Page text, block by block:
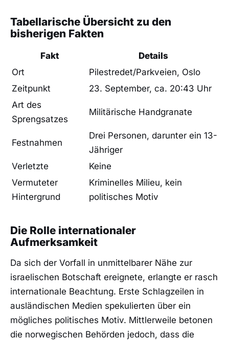
Tabellarische Übersicht zu den
bisherigen Fakten
Fakt
Details
Ort
Pilestredet/Parkveien, Oslo
Zeitpunkt
23. September, ca. 20:43 Uhr
Art des
Sprengsatzes
Militärische Handgranate
Festnahmen
Drei Personen, darunter ein 13-
Jähriger
Verletzte
Keine
Vermuteter
Hintergrund
Kriminelles Milieu, kein
politisches Motiv
Die Rolle internationaler
Aufmerksamkeit
Da sich der Vorfall in unmittelbarer Nähe zur
israelischen Botschaft ereignete, erlangte er rasch
internationale Beachtung. Erste Schlagzeilen in
ausländischen Medien spekulierten über ein
mögliches politisches Motiv. Mittlerweile betonen
die norwegischen Behörden jedoch, dass die